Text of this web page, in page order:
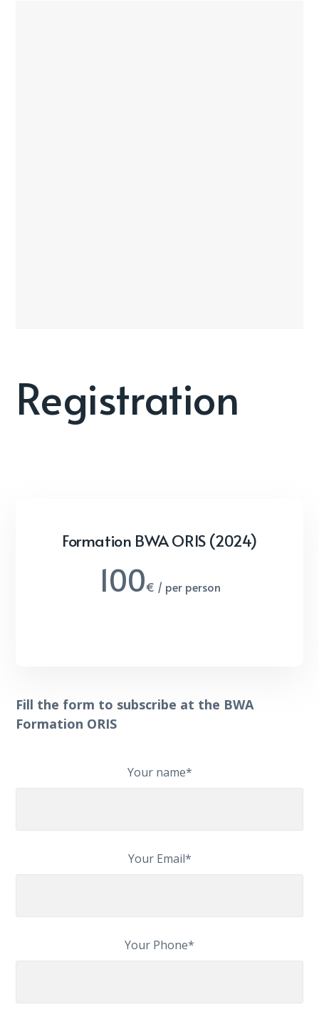
Registration
Formation BWA ORIS (2024)
100€ / per person
Fill the form to subscribe at the BWA
Formation ORIS
Your name*
Your Email*
Your Phone*